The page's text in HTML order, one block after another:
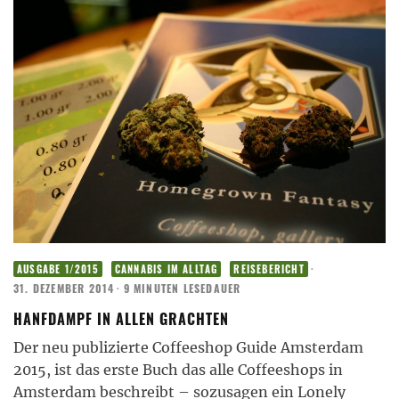
AUSGABE 1/2015 CANNABIS IM ALLTAG REISEBERICHT ·
31. DEZEMBER 2014 · 9 MINUTEN LESEDAUER
HANFDAMPF IN ALLEN GRACHTEN
Der neu publizierte Coffeeshop Guide Amsterdam
2015, ist das erste Buch das alle Coffeeshops in
Amsterdam beschreibt – sozusagen ein Lonely